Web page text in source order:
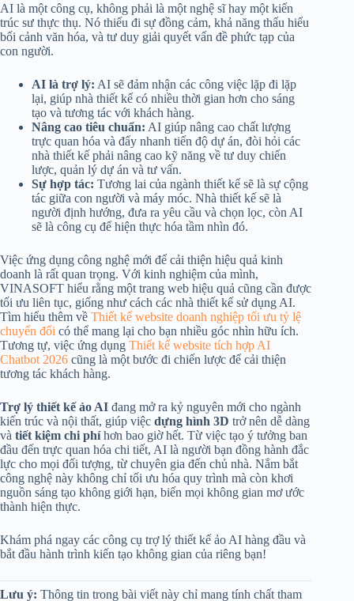
AI là một công cụ, không phải là một nghệ sĩ hay một kiến
trúc sư thực thụ. Nó thiếu đi sự đồng cảm, khả năng thấu hiểu
bối cảnh văn hóa, và tư duy giải quyết vấn đề phức tạp của
con người.
AI là trợ lý: AI sẽ đảm nhận các công việc lặp đi lặp
lại, giúp nhà thiết kế có nhiều thời gian hơn cho sáng
tạo và tương tác với khách hàng.
Nâng cao tiêu chuẩn: AI giúp nâng cao chất lượng
trực quan hóa và đẩy nhanh tiến độ dự án, đòi hỏi các
nhà thiết kế phải nâng cao kỹ năng về tư duy chiến
lược, quản lý dự án và tư vấn.
Sự hợp tác: Tương lai của ngành thiết kế sẽ là sự cộng
tác giữa con người và máy móc. Nhà thiết kế sẽ là
người định hướng, đưa ra yêu cầu và chọn lọc, còn AI
sẽ là công cụ để hiện thực hóa tầm nhìn đó.
Việc ứng dụng công nghệ mới để cải thiện hiệu quả kinh
doanh là rất quan trọng. Với kinh nghiệm của mình,
VINASOFT hiểu rằng một trang web hiệu quả cũng cần được
tối ưu liên tục, giống như cách các nhà thiết kế sử dụng AI.
Tìm hiểu thêm về Thiết kế website doanh nghiệp tối ưu tỷ lệ
chuyển đổi có thể mang lại cho bạn nhiều góc nhìn hữu ích.
Tương tự, việc ứng dụng Thiết kế website tích hợp AI
Chatbot 2026 cũng là một bước đi chiến lược để cải thiện
tương tác khách hàng.
Trợ lý thiết kế ảo AI đang mở ra kỷ nguyên mới cho ngành
kiến trúc và nội thất, giúp việc dựng hình 3D trở nên dễ dàng
và tiết kiệm chi phíhơn bao giờ hết. Từ việc tạo ý tưởng ban
đầu đến trực quan hóa chi tiết, AI là người bạn đồng hành đắc
lực cho mọi đối tượng, từ chuyên gia đến chủ nhà. Nắm bắt
công nghệ này không chỉ tối ưu hóa quy trình mà còn khơi
nguồn sáng tạo không giới hạn, biến mọi không gian mơ ước
thành hiện thực.
Khám phá ngay các công cụ trợ lý thiết kế ảo AI hàng đầu và
bắt đầu hành trình kiến tạo không gian của riêng bạn!
Lưu ý: Thông tin trong bài viết này chỉ mang tính chất tham